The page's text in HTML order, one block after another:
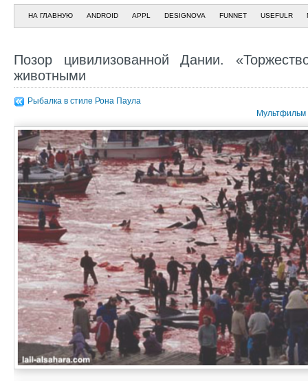
НА ГЛАВНУЮ ANDROID APPL DESIGNOVA FUNNET USEFULR
Позор цивилизованной Дании.
животными
Рыбалка в стиле Рона Паула
Мультфильм